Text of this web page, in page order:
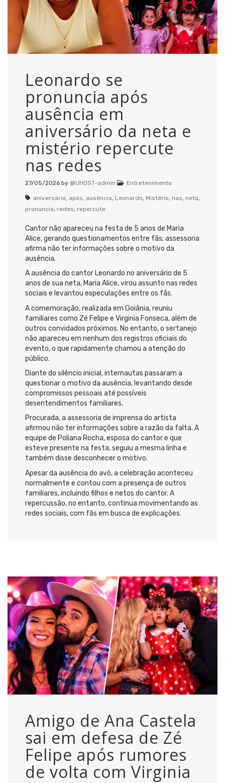
Leonardo se
pronuncia após
ausência em
aniversário da neta e
mistério repercute
nas redes
27/05/2026 by @UHOST-admin Entretenimento
aniversário, após, ausência, Leonardo, Mistério, nas, neta,
pronuncia, redes, repercute
Cantor não apareceu na festa de 5 anos de Maria
Alice, gerando questionamentos entre fãs; assessoria
afirma não ter informações sobre o motivo da
ausência.
A ausência do cantor Leonardo no aniversário de 5
anos de sua neta, Maria Alice, virou assunto nas redes
sociais e levantou especulações entre os fãs.
A comemoração, realizada em Goiânia, reuniu
familiares como Zé Felipe e Virginia Fonseca, além de
outros convidados próximos. No entanto, o sertanejo
não apareceu em nenhum dos registros oficiais do
evento, o que rapidamente chamou a atenção do
público.
Diante do silêncio inicial, internautas passaram a
questionar o motivo da ausência, levantando desde
compromissos pessoais até possíveis
desentendimentos familiares.
Procurada, a assessoria de imprensa do artista
afirmou não ter informações sobre a razão da falta. A
equipe de Poliana Rocha, esposa do cantor e que
esteve presente na festa, seguiu a mesma linha e
também disse desconhecer o motivo.
Apesar da ausência do avô, a celebração aconteceu
normalmente e contou com a presença de outros
familiares, incluindo filhos e netos do cantor. A
repercussão, no entanto, continua movimentando as
redes sociais, com fãs em busca de explicações.
Amigo de Ana Castela
sai em defesa de Zé
Felipe após rumores
de volta com Virginia